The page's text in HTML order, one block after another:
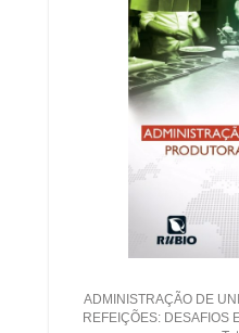
ADMINISTRAÇÃO DE
REFEIÇÕES: DESAFIOS